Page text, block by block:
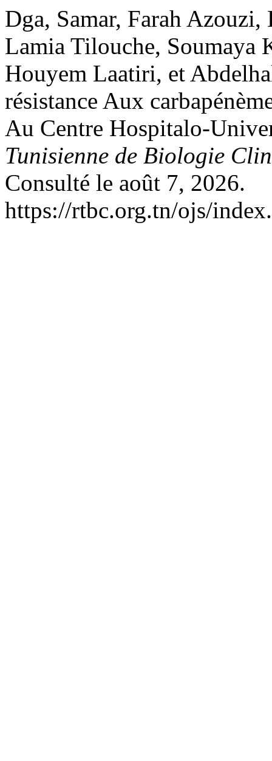
Dga, Samar, Farah
Lamia Tilouche, Soumaya
Houyem Laatiri, et
résistance Aux
Au Centre Hospitalo-
Tunisienne de Biologie
Consulté le août 7, 2026.
https://rtbc.org.tn/ojs/